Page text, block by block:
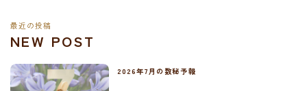
最近の投稿
NEW POST
2026年7月の数秘予報